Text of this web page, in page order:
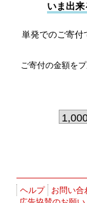
いま出来
単発でのご寄付
ご寄付の金額を
ヘルプ お問い合